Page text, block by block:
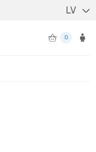
LV
0